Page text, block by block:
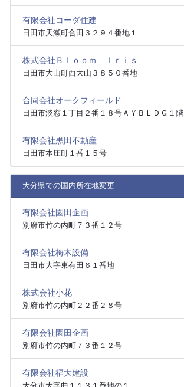
有限会社コーダ住建
日田市天瀬町合田３２９４番地１
株式会社Ｂｌｏｏｍ Ｉｒｉｓ
日田市大山町西大山３８５０番地
合同会社オークフィールド
日田市淡窓１丁目２番１８号ＡＹＢＬＤＧ１階
有限会社黒田不動産
日田市本庄町１番１５号
大分県での国内所在地変更
有限会社園田企画
別府市竹の内町７３番１２号
有限会社梅木設備
日田市大字東有田６１番地
株式会社小花
別府市竹の内町２２番２８号
有限会社園田企画
別府市竹の内町７３番１２号
有限会社福大建設